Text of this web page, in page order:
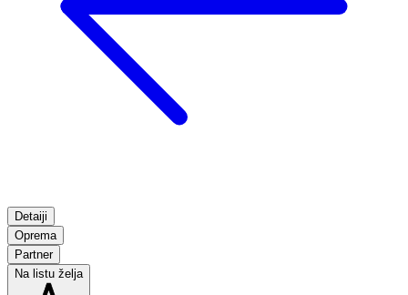
Detaiji
Oprema
Partner
Na listu želja